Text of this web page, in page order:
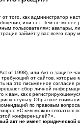
от того, как администратор
или нет. Тем не менее
пользователям: аватары,
займёт у вас всего
of 1998), или Акт о защите
от сайтов, которые
на это письменное согласие
сбор личной
к вам, как к
Обратите
по правовым
«С кем можно связаться
конференцией?».
акт не имеет юридической